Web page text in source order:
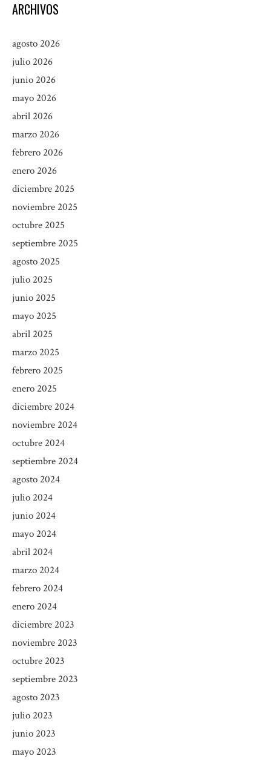
ARCHIVOS
agosto 2026
julio 2026
junio 2026
mayo 2026
abril 2026
marzo 2026
febrero 2026
enero 2026
diciembre 2025
noviembre 2025
octubre 2025
septiembre 2025
agosto 2025
julio 2025
junio 2025
mayo 2025
abril 2025
marzo 2025
febrero 2025
enero 2025
diciembre 2024
noviembre 2024
octubre 2024
septiembre 2024
agosto 2024
julio 2024
junio 2024
mayo 2024
abril 2024
marzo 2024
febrero 2024
enero 2024
diciembre 2023
noviembre 2023
octubre 2023
septiembre 2023
agosto 2023
julio 2023
junio 2023
mayo 2023